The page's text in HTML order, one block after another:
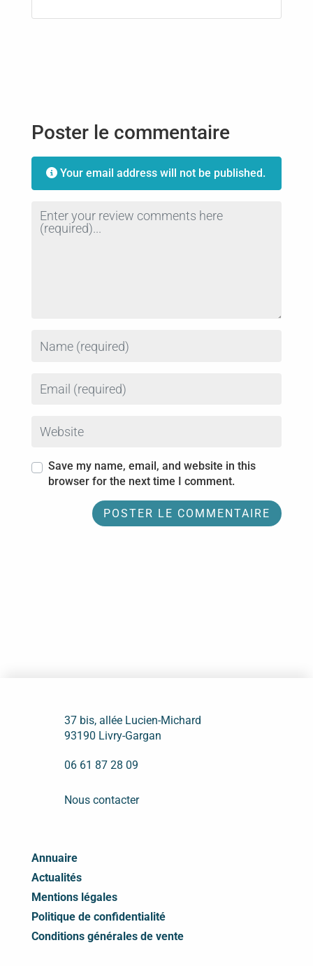
Poster le commentaire
Your email address will not be published.
Review text
Save my name, email, and website in this
browser for the next time I comment.
37 bis, allée Lucien-Michard
93190 Livry-Gargan
06 61 87 28 09
Nous contacter
Annuaire
Actualités
Mentions légales
Politique de confidentialité
Conditions générales de vente